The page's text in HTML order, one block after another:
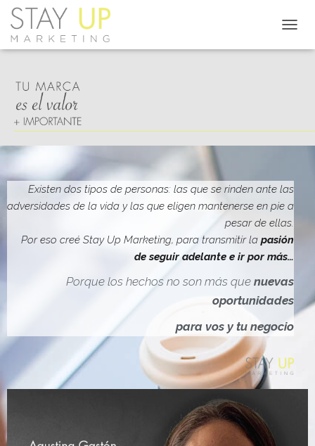
A
M
D
E
N
A
V
G
I
Ó
N
Existen dos tipos de personas: las que se rinden ante las
adversidades de la vida y las que eligen mantenerse en pie a
pesar de ellas.
Por eso creé Stay Up Marketing, para transmitir la pasión
de seguir adelante e ir por más…
Porque los hechos no son más que nuevas
oportunidades
para vos y tu negocio